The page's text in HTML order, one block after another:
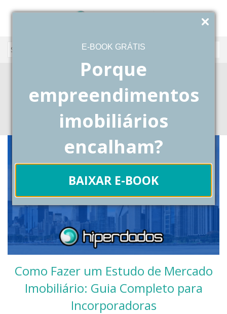
E-BOOK GRÁTIS
Porque
empreendimentos
imobiliários
encalham?
BAIXAR E-BOOK
estudo de mercado imobiliario
Como Fazer um Estudo de Mercado
Imobiliário: Guia Completo para
Incorporadoras